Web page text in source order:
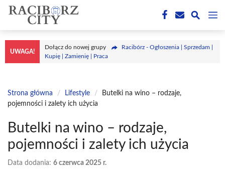
Przejdź
treści
UWAGA!
Dołącz do nowej grupy
Racibórz - Ogłoszenia | Sprzedam |
Kupię | Zamienię | Praca
Strona główna / Lifestyle /
Butelki na wino – rodzaje,
pojemności i zalety ich użycia
Butelki na wino – rodzaje,
pojemności i zalety ich użycia
Data dodania: 6 czerwca 2025 r.